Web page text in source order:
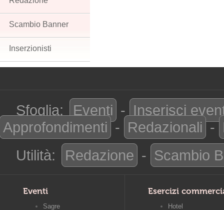
Scambio Banner
Inserzionisti
Sfoglia: Eventi - Inserisci
Approfondimenti - Redazionali -
Utilità:
Redazione - Scambio
Eventi
Sagre
Esercizi
Hotel